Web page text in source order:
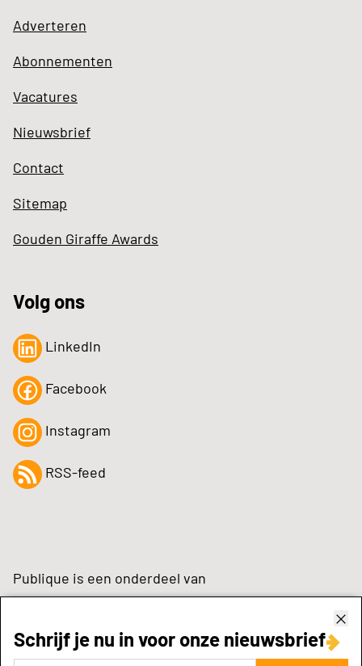
Schrijf je nu in voor onze nieuwsbrief
Adverteren
Abonnementen
Vacatures
Nieuwsbrief
Contact
Sitemap
Gouden Giraffe Awards
Volg ons
LinkedIn
Facebook
Instagram
RSS-feed
Publique is een onderdeel van